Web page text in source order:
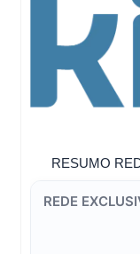
RESUMO